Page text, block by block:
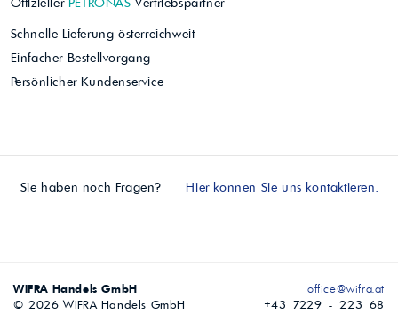
ab 21,03/l€
Petronas TUTELA MTF 900 75W-70
Synthetisches Schaltgetriebefluid mit niedriger Vi…
Technische Ölberatung starten
- nicht sicher, welches Öl das